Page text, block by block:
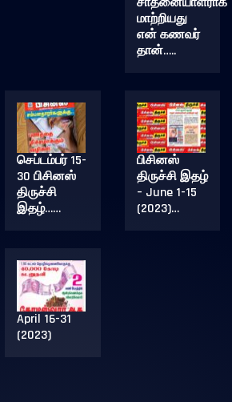
மாற்றியது
என் கணவர்
தான்…..
செப்டம்பர் 15-
30 பிசினஸ்
திருச்சி
இதழ்……
பிசினஸ்
திருச்சி இதழ்
– June 1-15
(2023)…
April 16-31
(2023)